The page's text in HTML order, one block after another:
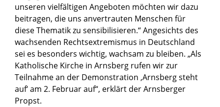
unseren vielfältigen Angeboten möchten wir dazu
beitragen, die uns anvertrauten Menschen für
diese Thematik zu sensibilisieren.“ Angesichts des
wachsenden Rechtsextremismus in Deutschland
sei es besonders wichtig, wachsam zu bleiben. „Als
Katholische Kirche in Arnsberg rufen wir zur
Teilnahme an der Demonstration ‚Arnsberg steht
auf‘ am 2. Februar auf“, erklärt der Arnsberger
Propst.